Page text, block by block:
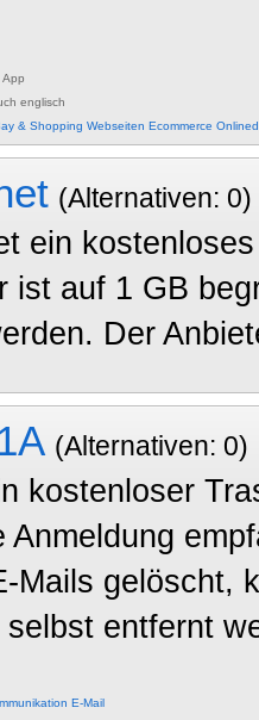
App
englisch
& Shopping Webseiten Ecommerce
(Alternativen: 0)
ein
ist auf 1 GB
Der
(Alternativen: 0)
kostenloser
Anmeldung
Mails gelöscht,
entfernt
E-Mail